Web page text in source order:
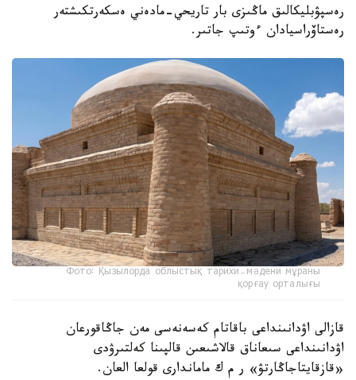
رەسپۋبليكالىق ماڭىزى بار تاريحي-مادەني ەسكەرتكىشتەر
رەستاۆراسيادان ءوتىپ جاتىر.
Фото: Қызылорда облыстық тарихи-мәдени мұраны
қорғау орталығы
قازالى اۋدانىنداعى باقاتام كەسەنەسى مەن جاڭاقورعان
اۋدانىنداعى سىعاناق قالاشىعىن قالپىنا كەلتىرۋدى
«قازقايتاجاڭارتۋ» ر م ك ماماندارى قولعا العان.